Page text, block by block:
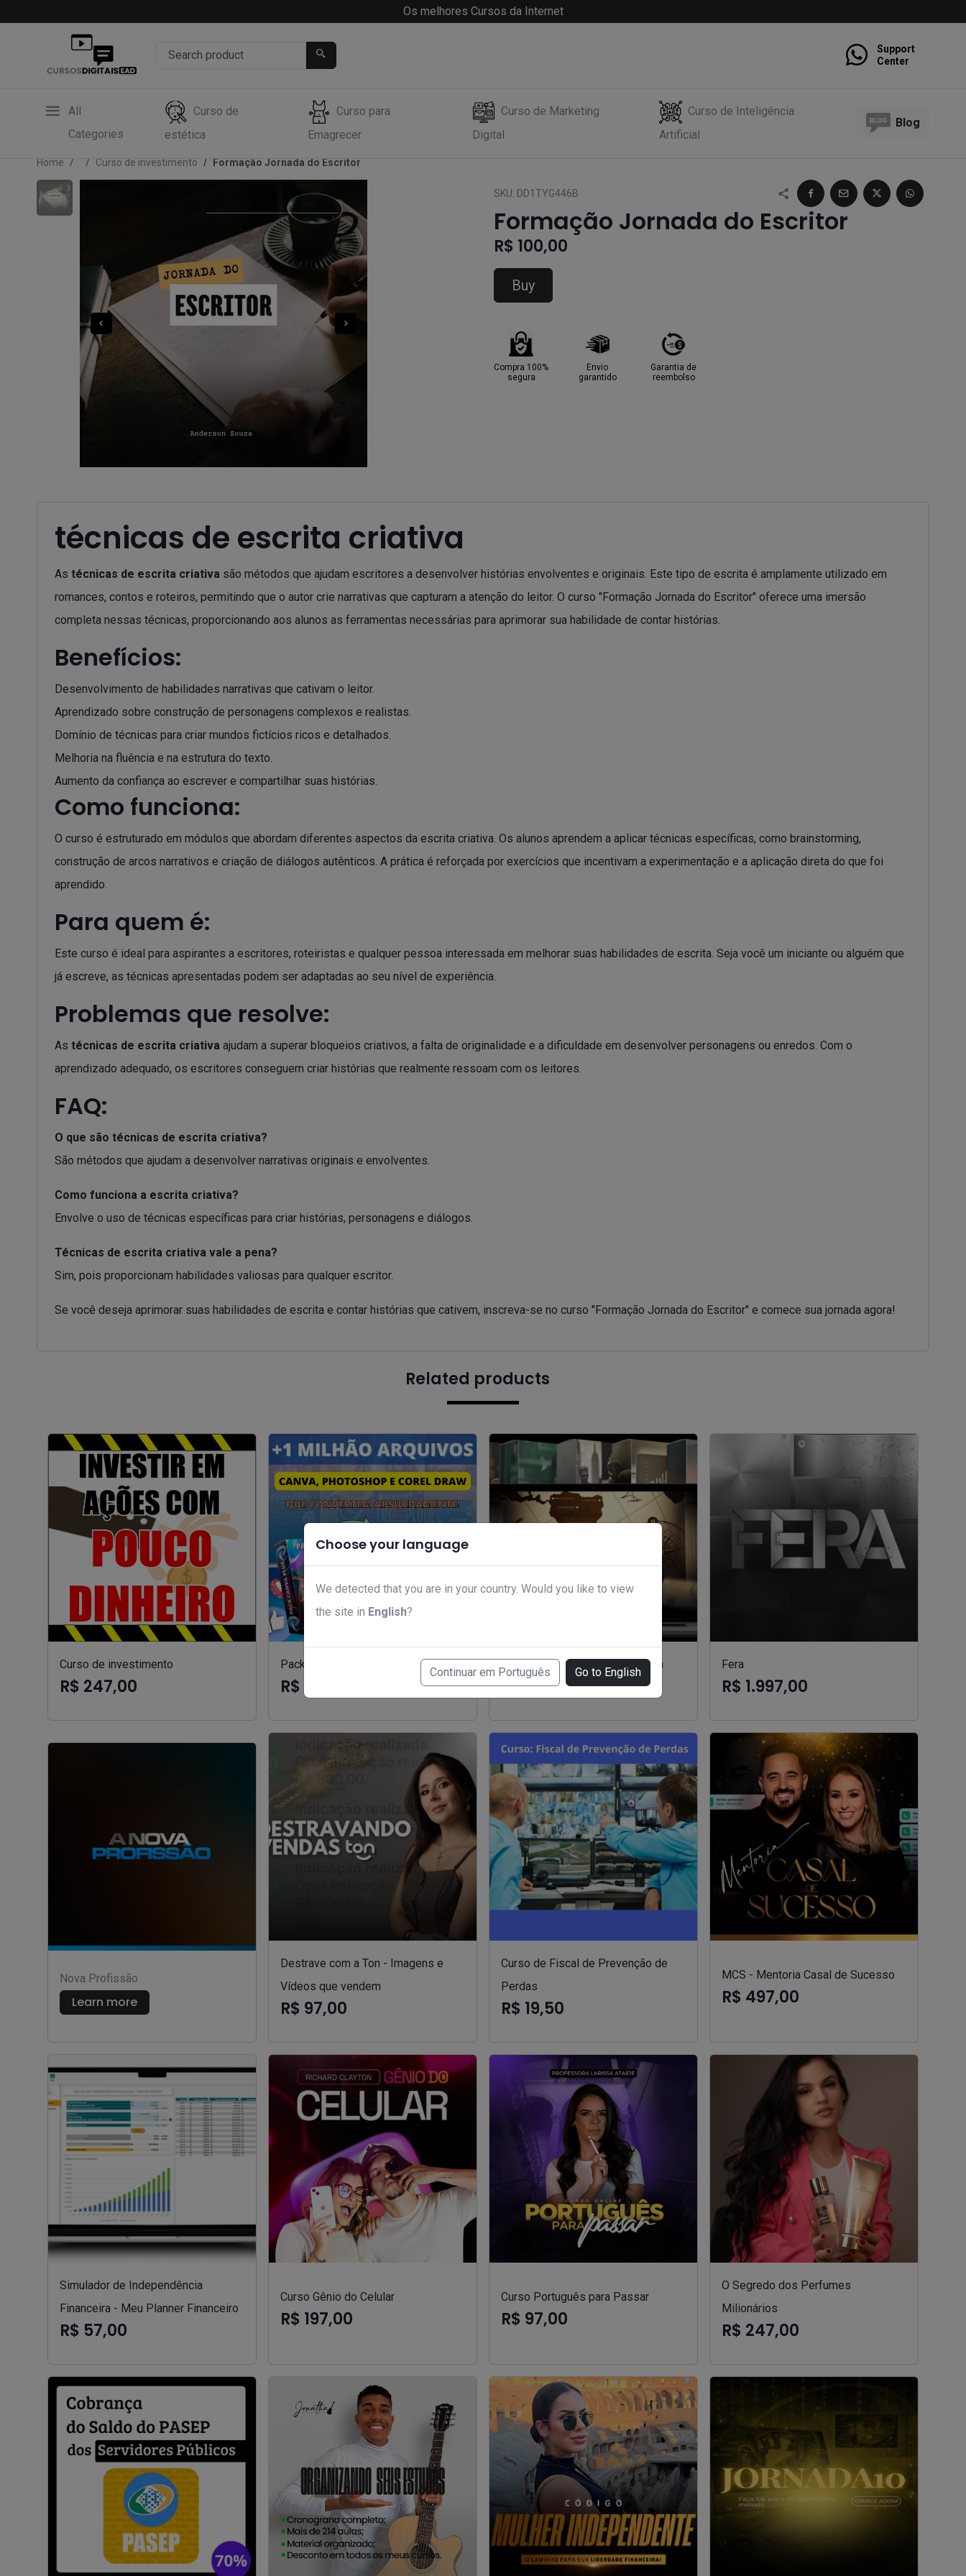
Choose your language
We detected that you are in your country. Would you like to view
the site in English?
Continuar em Português Go to English
Os melhores Cursos da Internet
Support
Center
All
Categories
Curso de
estética
Curso para
Emagrecer
Curso de Marketing
Digital
Curso de Inteligência
Artificial
Blog
Home Curso de investimento Formação Jornada do Escritor
SKU: DD1TYG446B
Formação Jornada do Escritor
R$ 100,00
Buy
Compra 100%
segura
Envio
garantido
Garantia de
reembolso
técnicas de escrita criativa
As técnicas de escrita criativa são métodos que ajudam escritores a desenvolver histórias envolventes e originais. Este tipo de escrita é amplamente utilizado em
romances, contos e roteiros, permitindo que o autor crie narrativas que capturam a atenção do leitor. O curso "Formação Jornada do Escritor" oferece uma imersão
completa nessas técnicas, proporcionando aos alunos as ferramentas necessárias para aprimorar sua habilidade de contar histórias.
Benefícios:
Desenvolvimento de habilidades narrativas que cativam o leitor.
Aprendizado sobre construção de personagens complexos e realistas.
Domínio de técnicas para criar mundos fictícios ricos e detalhados.
Melhoria na fluência e na estrutura do texto.
Aumento da confiança ao escrever e compartilhar suas histórias.
Como funciona:
O curso é estruturado em módulos que abordam diferentes aspectos da escrita criativa. Os alunos aprendem a aplicar técnicas específicas, como brainstorming,
construção de arcos narrativos e criação de diálogos autênticos. A prática é reforçada por exercícios que incentivam a experimentação e a aplicação direta do que foi
aprendido.
Para quem é:
Este curso é ideal para aspirantes a escritores, roteiristas e qualquer pessoa interessada em melhorar suas habilidades de escrita. Seja você um iniciante ou alguém que
já escreve, as técnicas apresentadas podem ser adaptadas ao seu nível de experiência.
Problemas que resolve:
As técnicas de escrita criativa ajudam a superar bloqueios criativos, a falta de originalidade e a dificuldade em desenvolver personagens ou enredos. Com o
aprendizado adequado, os escritores conseguem criar histórias que realmente ressoam com os leitores.
FAQ:
O que são técnicas de escrita criativa?
São métodos que ajudam a desenvolver narrativas originais e envolventes.
Como funciona a escrita criativa?
Envolve o uso de técnicas específicas para criar histórias, personagens e diálogos.
Técnicas de escrita criativa vale a pena?
Sim, pois proporcionam habilidades valiosas para qualquer escritor.
Se você deseja aprimorar suas habilidades de escrita e contar histórias que cativem, inscreva-se no curso "Formação Jornada do Escritor" e comece sua jornada agora!
Related products
Curso de investimento
R$ 247,00
Pack canva marketing digital
R$ 97,00
Mapa da Prosperidade Mentoria
R$ 39,00
Fera
R$ 1.997,00
Nova Profissão
Learn more
Destrave com a Ton - Imagens e
Vídeos que vendem
R$ 97,00
Curso de Fiscal de Prevenção de
Perdas
R$ 19,50
MCS - Mentoria Casal de Sucesso
R$ 497,00
Simulador de Independência
Financeira - Meu Planner Financeiro
R$ 57,00
Curso Gênio do Celular
R$ 197,00
Curso Português para Passar
R$ 97,00
O Segredo dos Perfumes
Milionários
R$ 247,00